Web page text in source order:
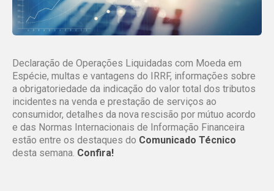
Declaração de Operações Liquidadas com Moeda em
Espécie, multas e vantagens do IRRF, informações sobre
a obrigatoriedade da indicação do valor total dos tributos
incidentes na venda e prestação de serviços ao
consumidor, detalhes da nova rescisão por mútuo acordo
e das Normas Internacionais de Informação Financeira
estão entre os destaques do Comunicado Técnico
desta semana. Confira!